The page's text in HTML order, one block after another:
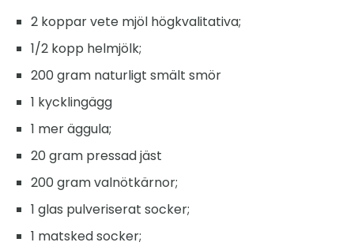
2 koppar vete mjöl högkvalitativa;
1/2 kopp helmjölk;
200 gram naturligt smält smör
1 kycklingägg
1 mer äggula;
20 gram pressad jäst
200 gram valnötkärnor;
1 glas pulveriserat socker;
1 matsked socker;